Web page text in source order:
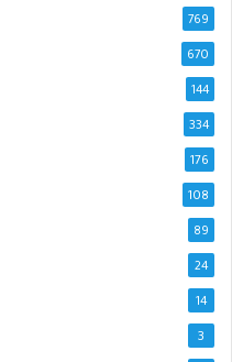
769
670
144
334
176
108
89
24
14
3